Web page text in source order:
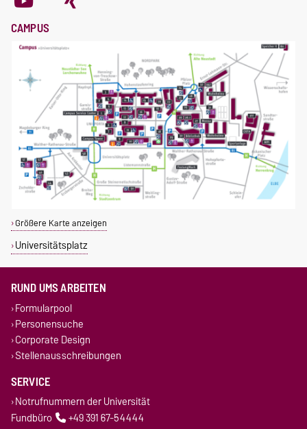
CAMPUS
Größere Karte anzeigen
Universitätsplatz
RUND UMS ARBEITEN
Formularpool
Personensuche
Corporate Design
Stellenausschreibungen
SERVICE
Notrufnummern der Universität
Fundbüro
+49 391 67-54444